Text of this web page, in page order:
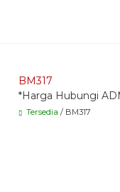
BM317
*Harga Hubungi
Tersedia / BM317